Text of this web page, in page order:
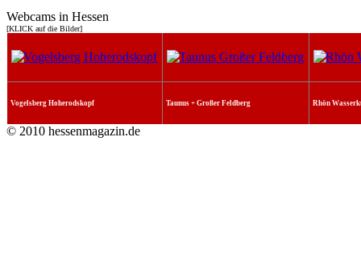
Webcams in Hessen
[KLICK auf die Bilder]
Vogelsberg Hoherodskopf Taunus + Großer Feldberg Rhön
© 2010 hessenmagazin.de